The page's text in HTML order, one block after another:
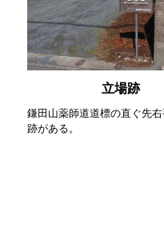
立場跡
鎌田山薬師道道標の直ぐ先
跡がある。